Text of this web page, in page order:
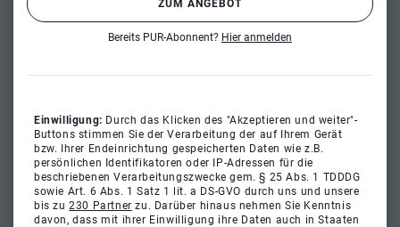
ZUM ANGEBOT
Bereits PUR-Abonnent? Hier anmelden
Einwilligung: Durch das Klicken des "Akzeptieren und weiter"-
Buttons stimmen Sie der Verarbeitung der auf Ihrem Gerät
bzw. Ihrer Endeinrichtung gespeicherten Daten wie z.B.
persönlichen Identifikatoren oder IP-Adressen für die
beschriebenen Verarbeitungszwecke gem. § 25 Abs. 1 TDDDG
sowie Art. 6 Abs. 1 Satz 1 lit. a DS-GVO durch uns und unsere
bis zu230 Partner zu. Darüber hinaus nehmen Sie Kenntnis
davon, dass mit ihrer Einwilligung ihre Daten auch in Staaten